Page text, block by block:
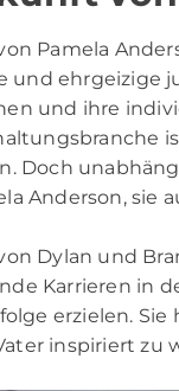
Pamela
und ehrgeizige
und ihre
Doch
Anderson, sie
Dylan und
Karrieren in
erzielen.
inspiriert zu